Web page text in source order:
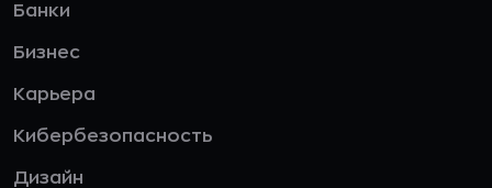
Банки
Бизнес
Карьера
Кибербезопасность
Дизайн